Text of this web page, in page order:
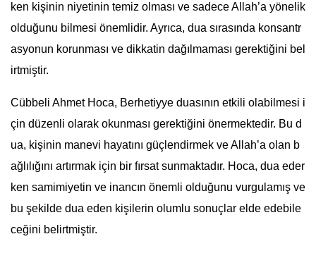
ken kişinin niyetinin temiz olması ve sadece Allah’a yönelik
olduğunu bilmesi önemlidir. Ayrıca, dua sırasında konsantr
asyonun korunması ve dikkatin dağılmaması gerektiğini bel
irtmiştir.
Cübbeli Ahmet Hoca, Berhetiyye duasının etkili olabilmesi i
çin düzenli olarak okunması gerektiğini önermektedir. Bu d
ua, kişinin manevi hayatını güçlendirmek ve Allah’a olan b
ağlılığını artırmak için bir fırsat sunmaktadır. Hoca, dua eder
ken samimiyetin ve inancın önemli olduğunu vurgulamış ve
bu şekilde dua eden kişilerin olumlu sonuçlar elde edebile
ceğini belirtmiştir.